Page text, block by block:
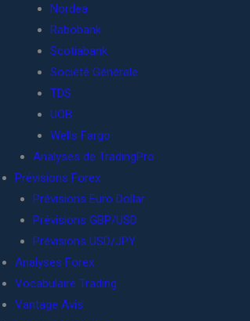
Nordea
Rabobank
Scotiabank
Société Générale
TDS
UOB
Wells Fargo
Analyses de TradingPro
Prévisions Forex
Prévisions Euro Dollar
Prévisions GBP/USD
Prévisions USD/JPY
Analyses Forex
Vocabulaire Trading
Vantage Avis